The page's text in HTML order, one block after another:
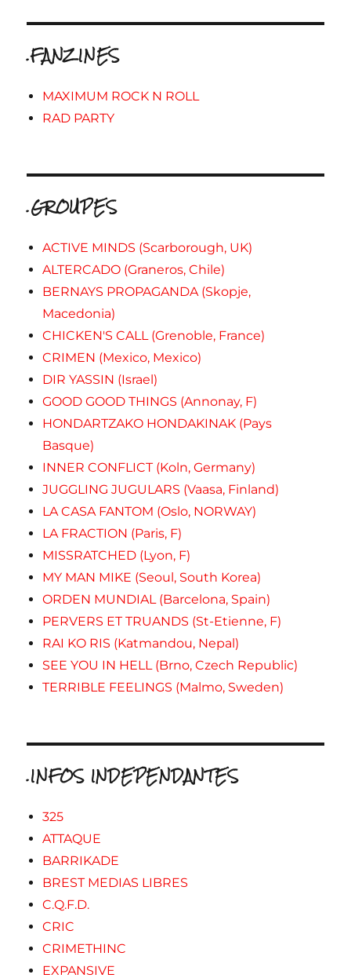
.FANZINES
MAXIMUM ROCK N ROLL
RAD PARTY
.GROUPES
ACTIVE MINDS (Scarborough, UK)
ALTERCADO (Graneros, Chile)
BERNAYS PROPAGANDA (Skopje,
Macedonia)
CHICKEN'S CALL (Grenoble, France)
CRIMEN (Mexico, Mexico)
DIR YASSIN (Israel)
GOOD GOOD THINGS (Annonay, F)
HONDARTZAKO HONDAKINAK (Pays
Basque)
INNER CONFLICT (Koln, Germany)
JUGGLING JUGULARS (Vaasa, Finland)
LA CASA FANTOM (Oslo, NORWAY)
LA FRACTION (Paris, F)
MISSRATCHED (Lyon, F)
MY MAN MIKE (Seoul, South Korea)
ORDEN MUNDIAL (Barcelona, Spain)
PERVERS ET TRUANDS (St-Etienne, F)
RAI KO RIS (Katmandou, Nepal)
SEE YOU IN HELL (Brno, Czech Republic)
TERRIBLE FEELINGS (Malmo, Sweden)
.INFOS INDEPENDANTES
325
ATTAQUE
BARRIKADE
BREST MEDIAS LIBRES
C.Q.F.D.
CRIC
CRIMETHINC
EXPANSIVE